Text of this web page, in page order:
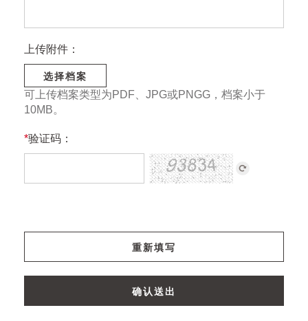
上传附件：
选择档案
可上传档案类型为PDF、JPG或PNGG，档案小于
10MB。
*验证码：